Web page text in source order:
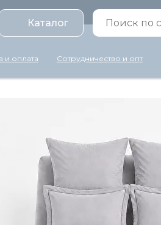
Каталог
и оплата Сотрудничество и опт